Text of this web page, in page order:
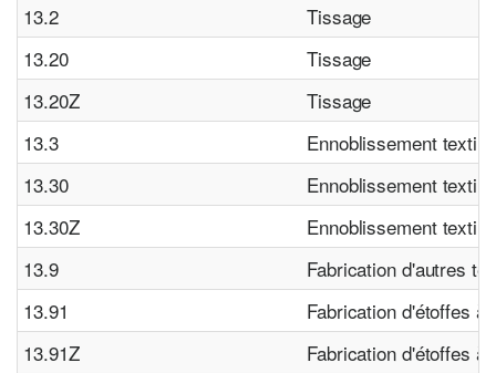
13.2
Tissage
13.20
Tissage
13.20Z
Tissage
13.3
Ennoblissement textile
13.30
Ennoblissement textile
13.30Z
Ennoblissement textile
13.9
Fabrication d'autres
13.91
Fabrication d'étoffes à
13.91Z
Fabrication d'étoffes à